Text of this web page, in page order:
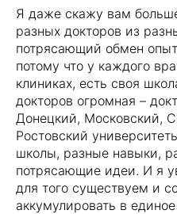
Я даже скажу вам
разных докторов из
потрясающий обмен
потому что у каждого
клиниках, есть своя
докторов огромная –
Донецкий, Московский,
Ростовский
школы, разные навыки,
потрясающие идеи. И я
для того существуем и
аккумулировать в